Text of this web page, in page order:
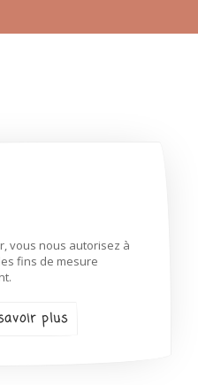
vous nous autorisez à
fins de mesure
plus